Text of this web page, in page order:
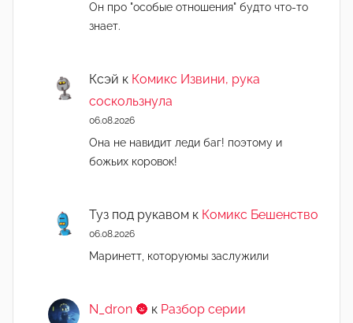
Он про "особые отношения" будто что-то
знает.
Ксэй к Комикс Извини, рука
соскользнула
06.08.2026
Она не навидит леди баг! поэтому и
божьих коровок!
Туз под рукавом к Комикс Бешенство
06.08.2026
Маринетт, которуюмы заслужили
N_dron 🌚 к Разбор серии